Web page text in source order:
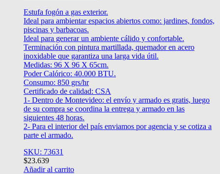
Estufa fogón a gas exterior.
Ideal para ambientar espacios abiertos como: jardines, fondos,
piscinas y barbacoas.
Ideal para generar un ambiente cálido y confortable.
Terminación con pintura martillada, quemador en acero
inoxidable que garantiza una larga vida útil.
Medidas: 96 X 96 X 65cm.
Poder Calórico: 40.000 BTU.
Consumo: 850 grs/hr
Certificado de calidad: CSA
1- Dentro de Montevideo: el envío y armado es gratis, luego
de su compra se coordina la entrega y armado en las
siguientes 48 horas.
2- Para el interior del país enviamos por agencia y se cotiza a
parte el armado.
SKU: 73631
$23.639
Añadir al carrito